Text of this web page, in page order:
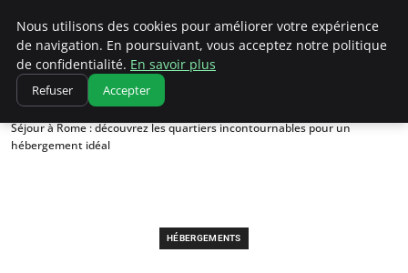
Correze Co
Accueil
Hébergements
Séjour à Rome : découvrez les quartiers incontournables pour un
hébergement idéal
HÉBERGEMENTS
Nous utilisons des cookies pour améliorer votre expérience
de navigation. En poursuivant, vous acceptez notre politique
de confidentialité. En savoir plus
Refuser Accepter